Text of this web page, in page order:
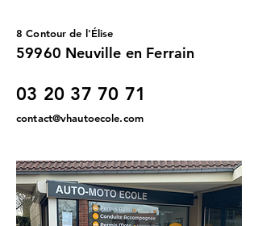
8 Contour de l'Élise
59960 Neuville en Ferrain
03 20 37 70 71
contact@vhautoecole.com